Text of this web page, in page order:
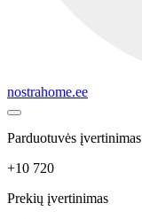
nostrahome.ee
Parduotuvės įvertinimas
+10 720
Prekių įvertinimas